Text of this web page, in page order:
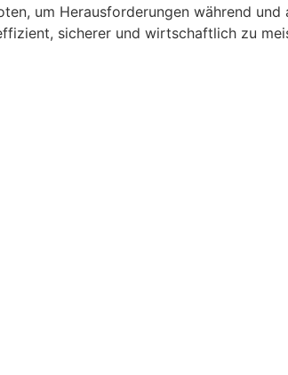
um Herausforderungen während und
sicherer und wirtschaftlich zu